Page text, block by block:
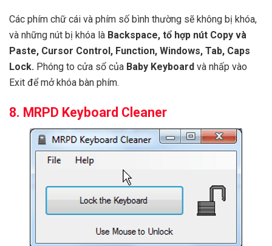
Các phím chữ cái và phím số bình thường sẽ không bị khóa,
và những nút bị khóa là Backspace, tổ hợp nút Copy và
Paste, Cursor Control, Function, Windows, Tab, Caps
Lock. Phóng to cửa sổ của Baby Keyboard và nhấp vào
Exit để mở khóa bàn phím.
8. MRPD Keyboard Cleaner